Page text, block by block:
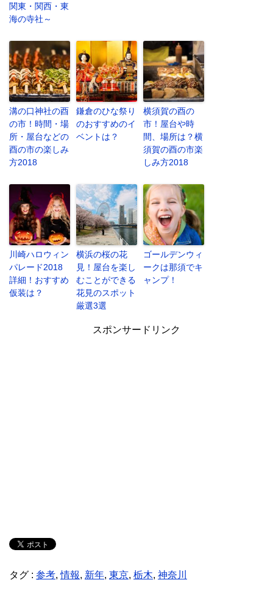
関東・関西・東
海の寺社～
溝の口神社の酉
の市！時間・場
所・屋台などの
酉の市の楽しみ
方2018
鎌倉のひな祭り
のおすすめのイ
ベントは？
横須賀の酉の
市！屋台や時
間、場所は？横
須賀の酉の市楽
しみ方2018
川崎ハロウィン
パレード2018
詳細！おすすめ
仮装は？
横浜の桜の花
見！屋台を楽し
むことができる
花見のスポット
厳選3選
ゴールデンウィ
ークは那須でキ
ャンプ！
スポンサードリンク
タグ : 参考,情報, 新年, 東京, 栃木, 神奈川